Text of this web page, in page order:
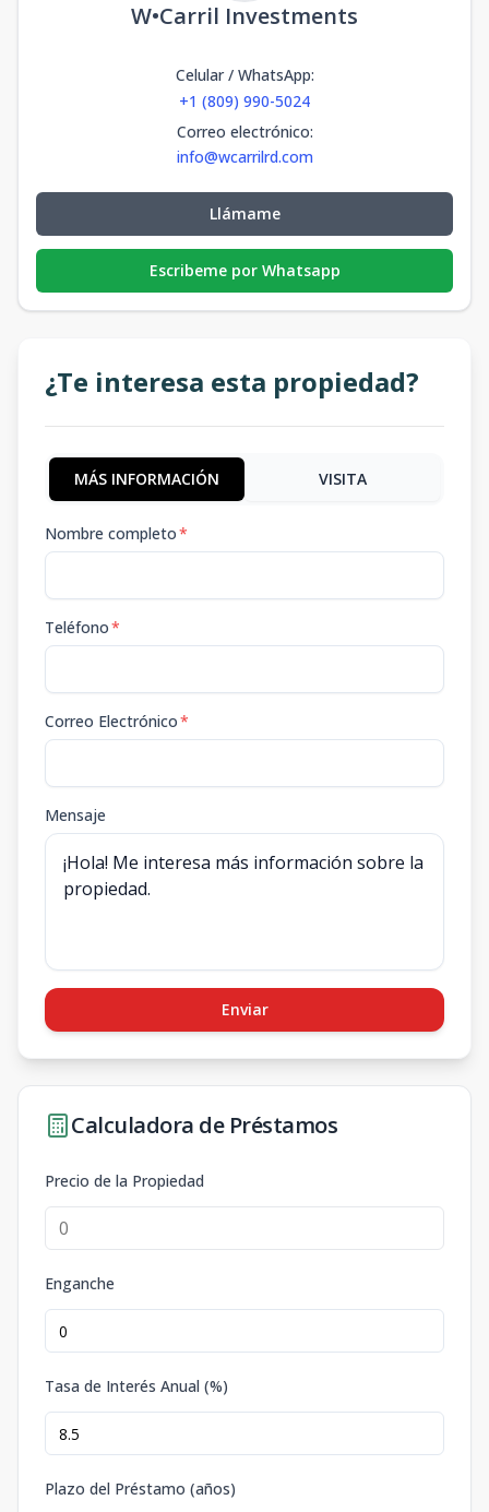
W•Carril Investments
Celular / WhatsApp:
+1 (809) 990-5024
Correo electrónico:
info@wcarrilrd.com
Llámame
Escribeme por Whatsapp
¿Te interesa esta propiedad?
MÁS INFORMACIÓN VISITA
Nombre completo*
Teléfono*
Correo Electrónico*
Mensaje
Enviar
Calculadora de Préstamos
Precio de la Propiedad
Enganche
Tasa de Interés Anual (%)
Plazo del Préstamo (años)